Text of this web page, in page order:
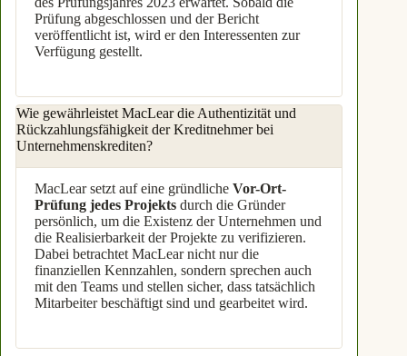
Prüfung abgeschlossen und der Bericht
veröffentlicht ist, wird er den Interessenten zur
Verfügung gestellt.
Wie gewährleistet MacLear die Authentizität und
Rückzahlungsfähigkeit der Kreditnehmer bei
Unternehmenskrediten?
MacLear setzt auf eine gründliche Vor-Ort-
Prüfung jedes Projekts durch die Gründer
persönlich, um die Existenz der Unternehmen und
die Realisierbarkeit der Projekte zu verifizieren.
Dabei betrachtet MacLear nicht nur die
finanziellen Kennzahlen, sondern sprechen auch
mit den Teams und stellen sicher, dass tatsächlich
Mitarbeiter beschäftigt sind und gearbeitet wird.